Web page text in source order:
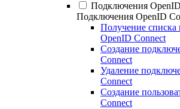
Подключения
Подключения OpenID
Получение
OpenID Connect
Создание
Connect
Удаление
Connect
Создание
Connect